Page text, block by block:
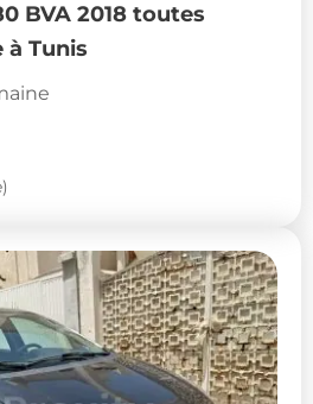
BVA 2018 toutes
à Tunis